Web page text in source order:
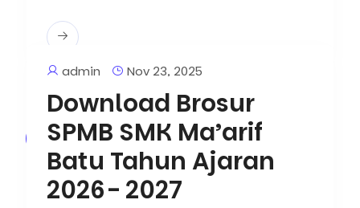
Adverisement
admin Nov 23, 2025
Download Brosur
SPMB SMK Ma’arif
Batu Tahun Ajaran
2026- 2027